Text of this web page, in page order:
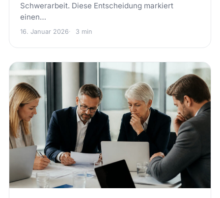
Schwerarbeit. Diese Entscheidung markiert
einen…
16. Januar 2026 3 min